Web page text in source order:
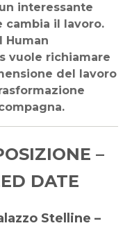
cambia il lavoro.
Human
vuole richiamare
del lavoro
–
DATE
Stelline –